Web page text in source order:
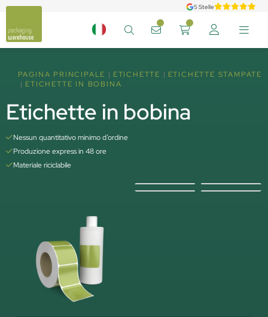
5 Stelle
PAGINA PRINCIPALE ETICHETTE
ETICHETTE STAMPATE
ETICHETTE IN BOBINA
Etichette in bobina
Nessun quantitativo minimo d’ordine
Produzione express in 48 ore
Materiale riciclabile